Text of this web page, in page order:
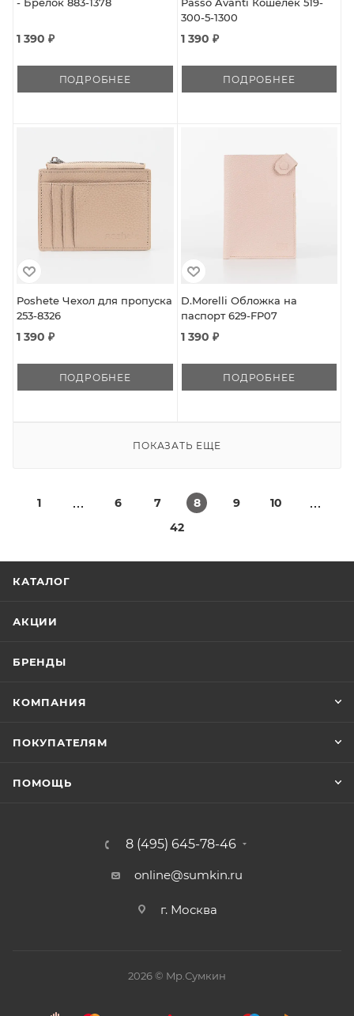
1 390 ₽
ПОДРОБНЕЕ
300-5-1300
1 390 ₽
ПОДРОБНЕЕ
Poshete Чехол для пропуска
253-8326
1 390 ₽
ПОДРОБНЕЕ
D.Morelli Обложка на
паспорт 629-FP07
1 390 ₽
ПОДРОБНЕЕ
ПОКАЗАТЬ ЕЩЕ
1 6 7 8 9
10
42
КАТАЛОГ
АКЦИИ
БРЕНДЫ
КОМПАНИЯ
ПОКУПАТЕЛЯМ
ПОМОЩЬ
8 (495) 645-78-46
online@sumkin.ru
г. Москва
2026 © Mр.Сумкин